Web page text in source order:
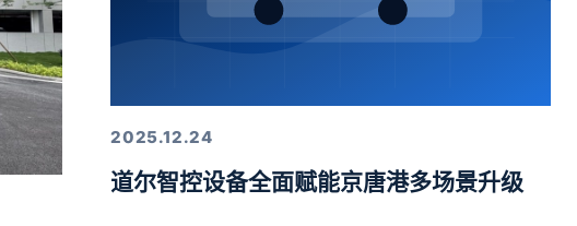
2025.12.24
道尔智控设备全面赋能京唐港多场景升级